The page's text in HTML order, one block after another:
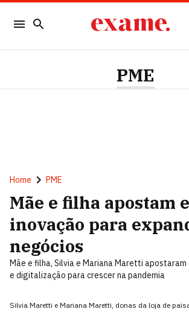
PME
Home PME
Mãe e filha apostam
inovação para
negócios
Mãe e filha, Silvia e Mariana Maretti
e digitalização para crescer na pandemia
Silvia Maretti e Mariana Maretti, donas da loja de